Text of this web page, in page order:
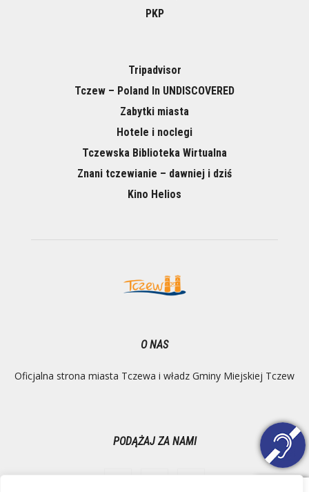
PKP
Tripadvisor
Tczew – Poland In UNDISCOVERED
Zabytki miasta
Hotele i noclegi
Tczewska Biblioteka Wirtualna
Znani tczewianie – dawniej i dziś
Kino Helios
O NAS
Oficjalna strona miasta Tczewa i władz Gminy Miejskiej Tczew
PODĄŻAJ ZA NAMI